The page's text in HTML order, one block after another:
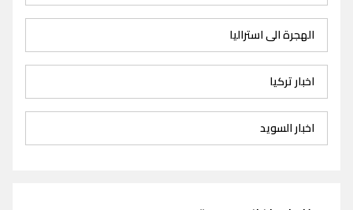
الهجرة الى استراليا
اخبار تركيا
اخبار السويد